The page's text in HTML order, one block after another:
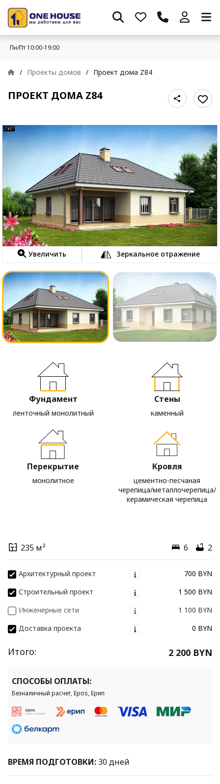
Пн/Пт 10:00-19:00
/ Проекты домов / Проект дома Z84
ПРОЕКТ ДОМА Z84
Увеличить Зеркальное отражение
Фундамент
ленточный монолитный
Стены
каменный
Перекрытие
монолитное
Кровля
цементно-песчаная
черепица/металлочерепица/
керамическая черепица
235 м² 6 2
Архитектурный проект
700 BYN
Строительный проект
1 500 BYN
Инженерные сети
1 100 BYN
Доставка проекта
0 BYN
Итого: 2 200 BYN
СПОСОБЫ ОПЛАТЫ:
Безналичный расчет, Epos, Ерип
ВРЕМЯ ПОДГОТОВКИ: 30 дней